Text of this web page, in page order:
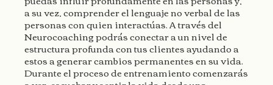
a su vez, comprender el lenguaje no verbal de las
personas con quien interactúas. A través del
Neurocoaching podrás conectar a un nivel de
estructura profunda con tus clientes ayudando a
estos a generar cambios permanentes en su vida.
Durante el proceso de entrenamiento comenzarás